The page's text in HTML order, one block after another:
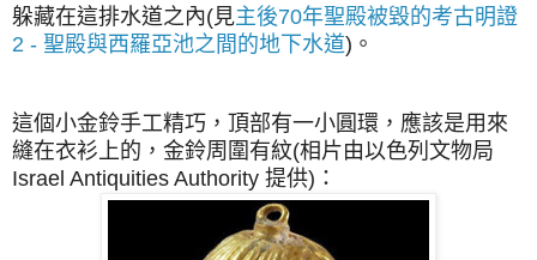
躲藏在這排水道之內(見主後70年聖殿被毀的考古明證
2 - 聖殿與西羅亞池之間的地下水道)。
這個小金鈴手工精巧，頂部有一小圓環，應該是用來
縫在衣衫上的， 金鈴周圍有紋(相片由以色列文物局
Israel Antiquities Authority 提供)：